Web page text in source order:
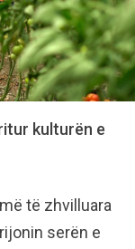
kulturën e
të zhvilluara
serën e